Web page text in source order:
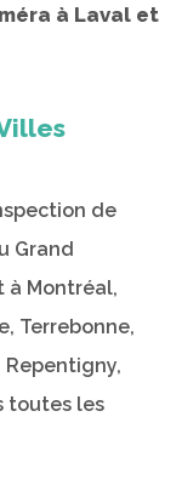
à Laval et
de
Grand
à Montréal,
Terrebonne,
Repentigny,
toutes les